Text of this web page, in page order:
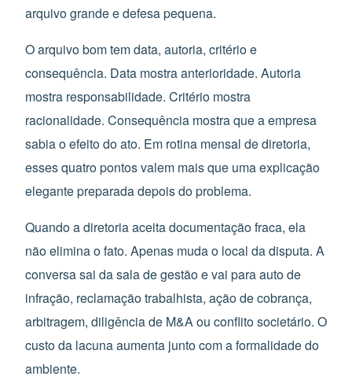
arquivo grande e defesa pequena.
O arquivo bom tem data, autoria, critério e
consequência. Data mostra anterioridade. Autoria
mostra responsabilidade. Critério mostra
racionalidade. Consequência mostra que a empresa
sabia o efeito do ato. Em rotina mensal de diretoria,
esses quatro pontos valem mais que uma explicação
elegante preparada depois do problema.
Quando a diretoria aceita documentação fraca, ela
não elimina o fato. Apenas muda o local da disputa. A
conversa sai da sala de gestão e vai para auto de
infração, reclamação trabalhista, ação de cobrança,
arbitragem, diligência de M&A ou conflito societário. O
custo da lacuna aumenta junto com a formalidade do
ambiente.